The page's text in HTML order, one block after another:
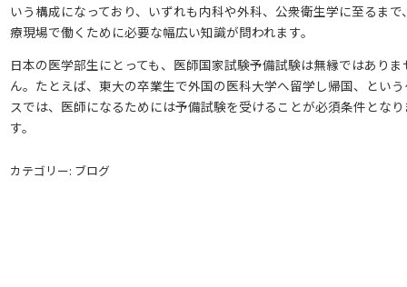
いう構成になっており、いずれも内科や外科、公衆衛生学に至るまで
療現場で働くために必要な幅広い知識が問われます。
日本の医学部生にとっても、医師国家試験予備試験は無縁ではありま
ん。たとえば、東大の卒業生で外国の医科大学へ留学し帰国、とい
スでは、医師になるためには予備試験を受けることが必須条件とな
す。
カテゴリー: ブログ